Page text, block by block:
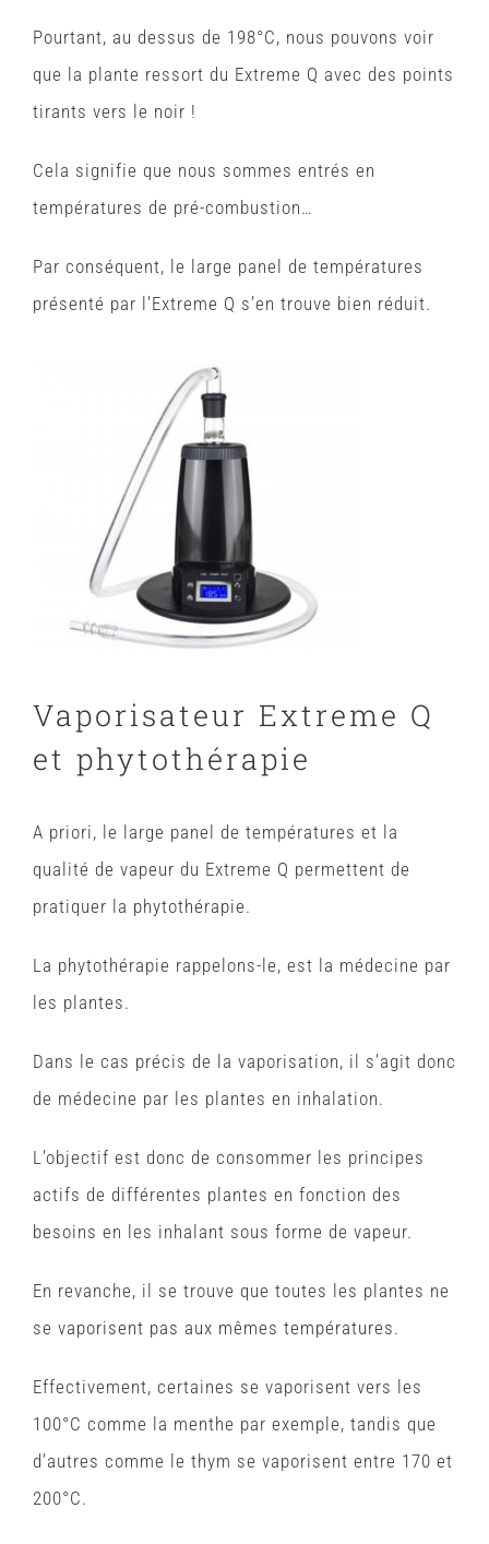
Pourtant, au dessus de 198°C, nous pouvons voir
que la plante ressort du Extreme Q avec des points
tirants vers le noir !
Cela signifie que nous sommes entrés en
températures de pré-combustion…
Par conséquent, le large panel de températures
présenté par l’Extreme Q s’en trouve bien réduit.
Vaporisateur Extreme Q
et phytothérapie
A priori, le large panel de températures et la
qualité de vapeur du Extreme Q permettent de
pratiquer la phytothérapie.
La phytothérapie rappelons-le, est la médecine par
les plantes.
Dans le cas précis de la vaporisation, il s’agit donc
de médecine par les plantes en inhalation.
L’objectif est donc de consommer les principes
actifs de différentes plantes en fonction des
besoins en les inhalant sous forme de vapeur.
En revanche, il se trouve que toutes les plantes ne
se vaporisent pas aux mêmes températures.
Effectivement, certaines se vaporisent vers les
100°C comme la menthe par exemple, tandis que
d’autres comme le thym se vaporisent entre 170 et
200°C.